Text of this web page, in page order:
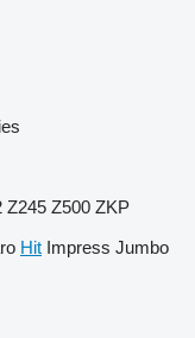
Z245 Z500 ZKP
Hit Impress Jumbo